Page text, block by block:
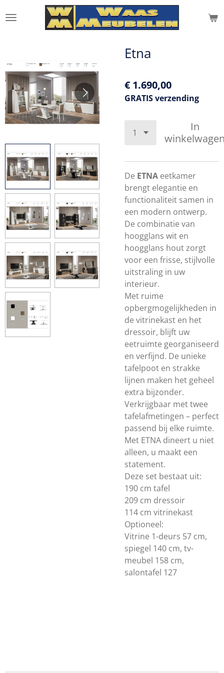
direct
Etna
€ 1.690,00
GRATIS verzending
In
De ETNA eetkamer
brengt elegantie en
functionaliteit samen in
een modern ontwerp.
De combinatie van
hoogglans wit en
hoogglans hout zorgt
voor een frisse, stijlvolle
uitstraling in uw
interieur.
Met ruime
opbergmogelijkheden in
de vitrinekast en het
dressoir, blijft uw
eetruimte georganiseerd
en verfijnd. De unieke
tafelpoot en strakke
lijnen maken het geheel
extra bijzonder.
Verkrijgbaar met twee
tafelafmetingen – perfect
passend bij elke ruimte.
Met ETNA dineert u niet
alleen, u maakt een
statement.
Deze set bestaat uit:
190 cm tafel
209 cm dressoir
114 cm vitrinekast
Optioneel:
Vitrine 1-deurs 57 cm,
spiegel 140 cm, tv-
meubel 158 cm,
salontafel 127